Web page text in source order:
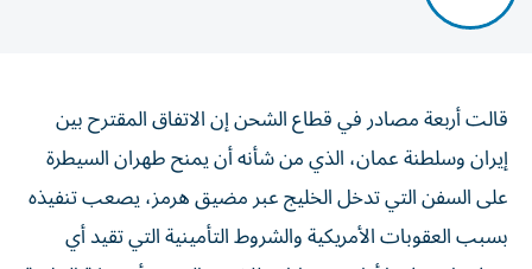
قالت أربعة مصادر في قطاع الشحن إن الاتفاق المقترح بين
إيران وسلطنة عمان، الذي من ‌شأنه أن يمنح طهران السيطرة
على السفن التي تدخل الخليج عبر ​مضيق هرمز، يصعب تنفيذه
بسبب العقوبات الأمريكية والشروط التأمينية ‌التي تقيد أي
مدفوعات، فيما أظهرت بيانات للشحن البحري أن حركة الملاحة